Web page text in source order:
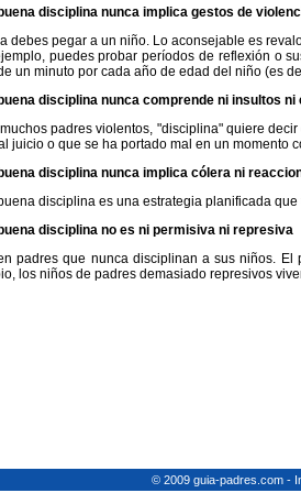
disciplina nunca implica gestos de
debes pegar a un niño. Lo aconsejable es
puedes probar períodos de reflexión o
un minuto por cada año de edad del niño (es
disciplina nunca comprende ni insultos
padres violentos, "disciplina" quiere
juicio o que se ha portado mal en un momento
disciplina nunca implica cólera ni
disciplina es una estrategia planificada
disciplina no es ni permisiva ni represiva
padres que nunca disciplinan a sus niños.
los niños de padres demasiado represivos
© 2009 guia-padres.com -